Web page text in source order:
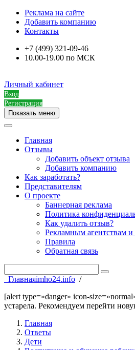
Реклама на сайте
Добавить компанию
Контакты
+7 (499) 321-09-46
10.00-19.00 по МСК
Личный кабинет
Вход
Регистрация
Показать меню
Главная
Отзывы
Добавить объект отзыва
Добавить компанию
Как заработать?
Представителям
О проекте
Баннерная реклама
Политика
Как удалить отзыв?
Рекламным агентствам и
Правила
Обратная связь
Главнаяimho24.info /
[alert type=»danger» icon-
устарела. Рекомендуем перейти
Главная
Ответы
Дети